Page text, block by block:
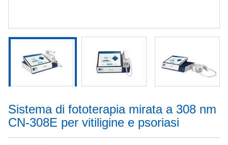
Sistema di fototerapia mirata a 308 nm
CN-308E per vitiligine e psoriasi